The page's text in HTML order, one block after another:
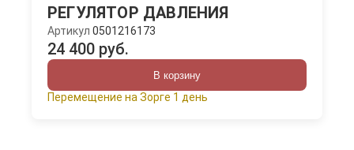
РЕГУЛЯТОР ДАВЛЕНИЯ
Артикул 0501216173
24 400 руб.
В корзину
Перемещение на Зорге 1 день